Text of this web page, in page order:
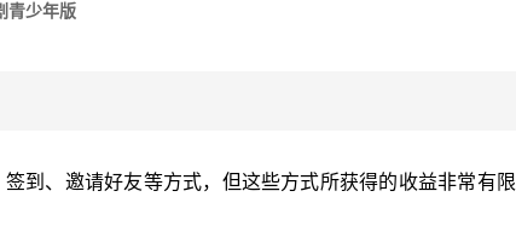
青少年版
到、邀请好友等方式，但这些方式所获得的收益非常有